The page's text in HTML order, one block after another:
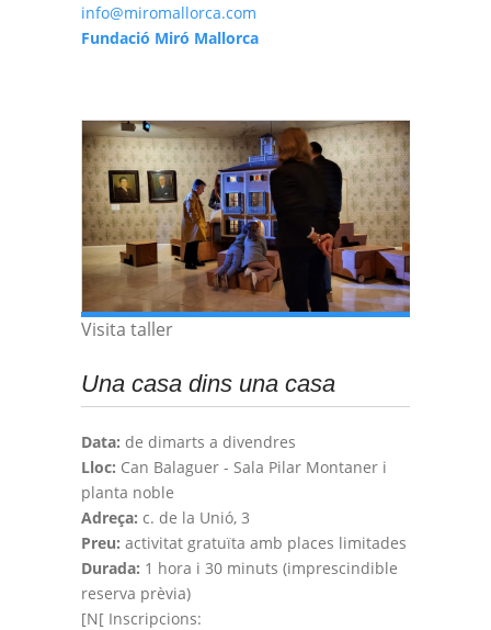
info@miromallorca.com
Fundació Miró Mallorca
Visita taller
Una casa dins una casa
Data: de dimarts a divendres
Lloc: Can Balaguer - Sala Pilar Montaner i
planta noble
Adreça: c. de la Unió, 3
Preu: activitat gratuïta amb places limitades
Durada: 1 hora i 30 minuts (imprescindible
reserva prèvia)
[N[ Inscripcions: